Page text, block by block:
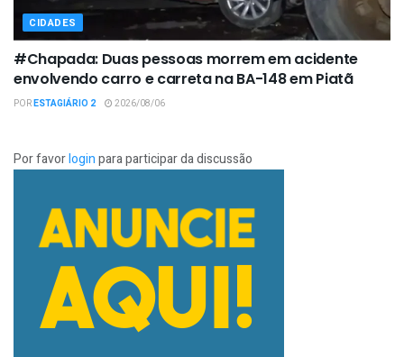
CIDADES
#Chapada: Duas pessoas morrem em acidente
envolvendo carro e carreta na BA-148 em Piatã
PORESTAGIÁRIO 2 2026/08/06
Por favorloginpara participar da discussão